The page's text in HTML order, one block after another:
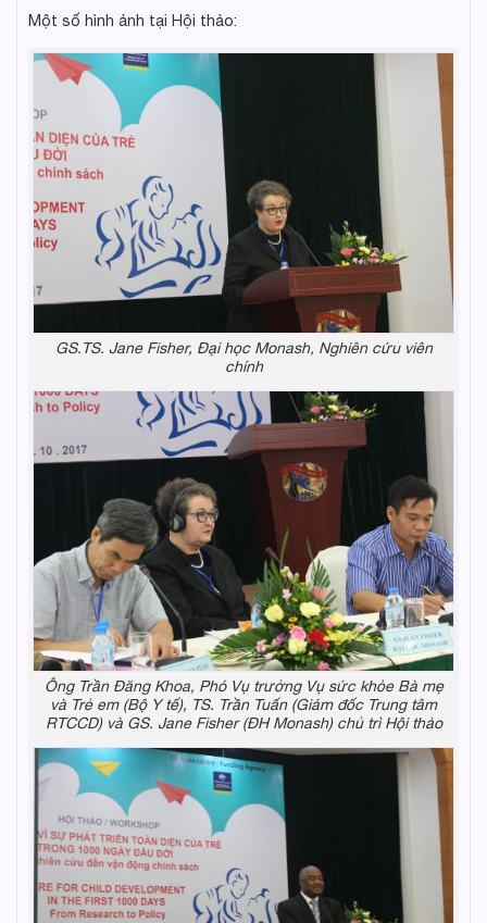
Một số hình ảnh tại Hội thảo:
GS.TS. Jane Fisher, Đại học Monash, Nghiên cứu viên
chính
Ông Trần Đăng Khoa, Phó Vụ trưởng Vụ sức khỏe Bà mẹ
và Trẻ em (Bộ Y tế), TS. Trần Tuấn (Giám đốc Trung tâm
RTCCD) và GS. Jane Fisher (ĐH Monash) chủ trì Hội thảo